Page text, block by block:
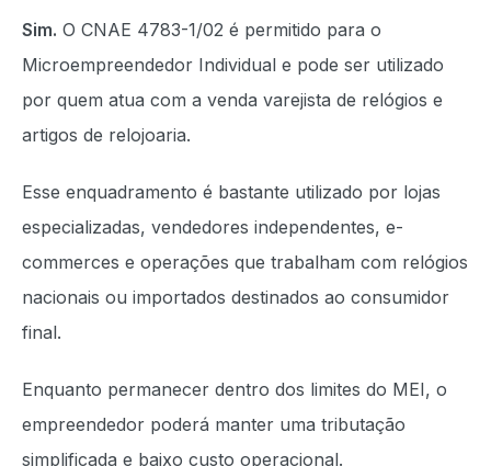
Sim. O CNAE 4783-1/02 é permitido para o
Microempreendedor Individual e pode ser utilizado
por quem atua com a venda varejista de relógios e
artigos de relojoaria.
Esse enquadramento é bastante utilizado por lojas
especializadas, vendedores independentes, e-
commerces e operações que trabalham com relógios
nacionais ou importados destinados ao consumidor
final.
Enquanto permanecer dentro dos limites do MEI, o
empreendedor poderá manter uma tributação
simplificada e baixo custo operacional.